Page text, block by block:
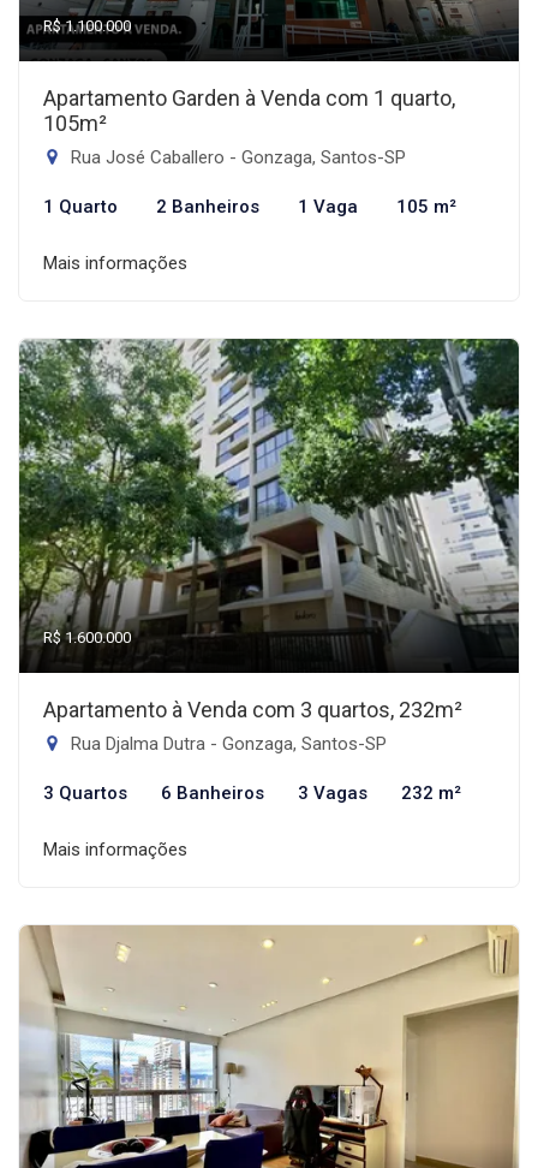
R$ 1.100.000
Apartamento Garden à Venda com 1 quarto,
105m²
Rua José Caballero - Gonzaga, Santos-SP
1 Quarto 2 Banheiros 1 Vaga 105 m²
Mais informações
R$ 1.600.000
Apartamento à Venda com 3 quartos, 232m²
Rua Djalma Dutra - Gonzaga, Santos-SP
3 Quartos 6 Banheiros 3 Vagas 232 m²
Mais informações